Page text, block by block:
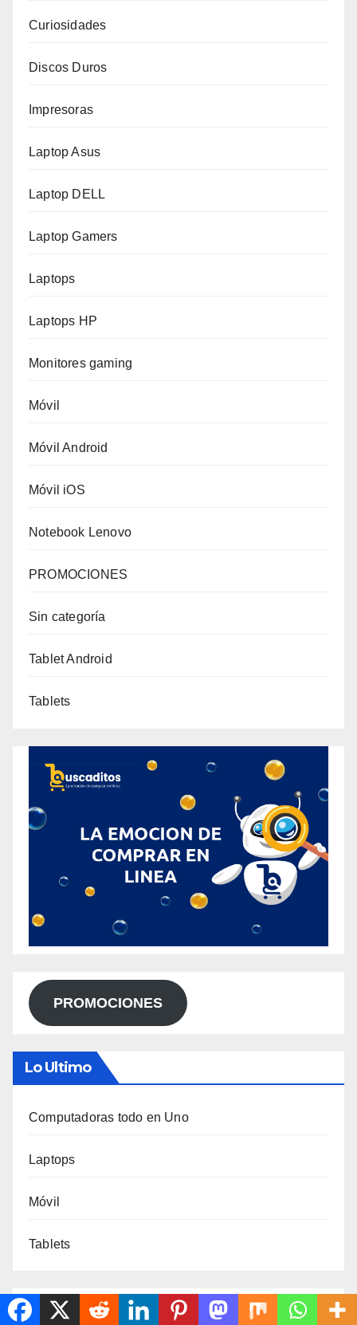
Curiosidades
Discos Duros
Impresoras
Laptop Asus
Laptop DELL
Laptop Gamers
Laptops
Laptops HP
Monitores gaming
Móvil
Móvil Android
Móvil iOS
Notebook Lenovo
PROMOCIONES
Sin categoría
Tablet Android
Tablets
PROMOCIONES
Lo Ultimo
Computadoras todo en Uno
Laptops
Móvil
Tablets